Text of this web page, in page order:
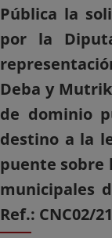
Pública la
por la
Deba y
de dominio
destino a la
puente sobre
municipales
Ref.: CNC02/